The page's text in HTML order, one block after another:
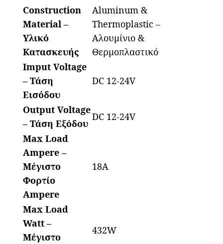
Construction
Material –
Υλικό
Κατασκευής
Aluminum &
Thermoplastic –
Αλουμίνιο &
Θερμοπλαστικό
Imput Voltage
– Τάση
Εισόδου
DC 12-24V
Output Voltage
– Τάση Εξόδου
DC 12-24V
Max Load
Ampere –
Μέγιστο
Φορτίο
Ampere
18A
Max Load
Watt –
Μέγιστο
432W